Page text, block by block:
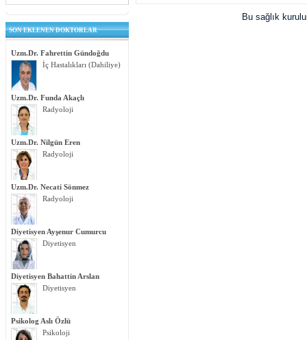
SON EKLENEN DOKTORLAR
Uzm.Dr. Fahrettin Gündoğdu
İç Hastalıkları (Dahiliye)
Uzm.Dr. Funda Akaçlı
Radyoloji
Uzm.Dr. Nilgün Eren
Radyoloji
Uzm.Dr. Necati Sönmez
Radyoloji
Diyetisyen Ayşenur Cumurcu
Diyetisyen
Diyetisyen Bahattin Arslan
Diyetisyen
Psikolog Aslı Özlü
Psikoloji
Bu sağlık